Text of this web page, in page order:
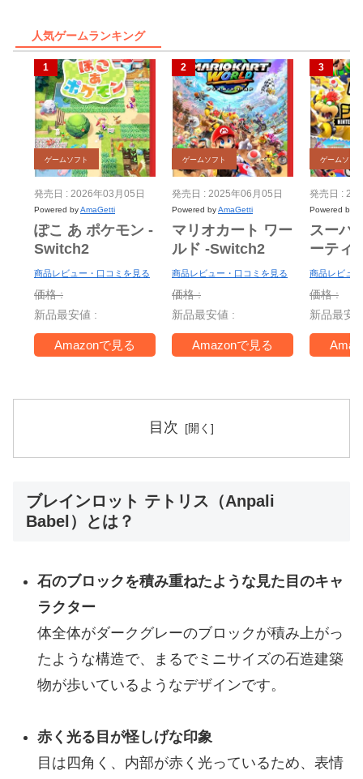
人気ゲームランキング
ゲームソフト
発売日 : 2026年03月05日
Powered byAmaGetti
ぽこ あ ポケモン -
Switch2
商品レビュー・口コミを見る
価格 :
新品最安値 :
Amazonで見る
ゲームソフト
発売日 : 2025年06月05日
Powered byAmaGetti
マリオカート ワー
ルド -Switch2
商品レビュー・口コミを見る
価格 :
新品最安値 :
Amazonで見る
ゲームソフト
発売日 :
Powered by
スーパ
ーティ
ー
Switch
＋ ジャ
TV -
商品レビュ
価格 :
新品最安
目次
ブレインロット テトリス（Anpali
Babel）とは？
石のブロックを積み重ねたような見た目のキャ
ラクター
体全体がダークグレーのブロックが積み上がっ
たような構造で、まるでミニサイズの石造建築
物が歩いているようなデザインです。
赤く光る目が怪しげな印象
目は四角く、内部が赤く光っているため、表情